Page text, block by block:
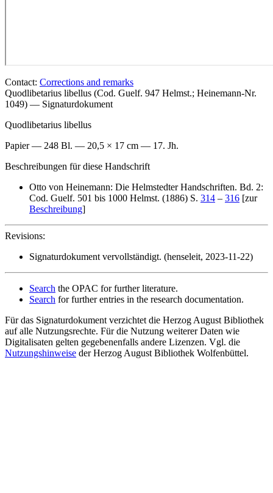
Contact: Corrections and remarks
Quodlibetarius libellus (Cod. Guelf. 947 Helmst.; Heinemann-Nr.
1049) — Signaturdokument
Quodlibetarius libellus
Papier — 248 Bl. — 20,5 × 17 cm — 17. Jh.
Beschreibungen für diese Handschrift
Otto von Heinemann: Die Helmstedter Handschriften. Bd. 2:
Cod. Guelf. 501 bis 1000 Helmst. (1886) S. 314 – 316 [zur
Beschreibung]
Revisions:
Signaturdokument vervollständigt. (henseleit, 2023-11-22)
Search the OPAC for further literature.
Search for further entries in the research documentation.
Für das Signaturdokument verzichtet die Herzog August Bibliothek
auf alle Nutzungsrechte. Für die Nutzung weiterer Daten wie
Digitalisaten gelten gegebenenfalls andere Lizenzen. Vgl. die
Nutzungshinweise der Herzog August Bibliothek Wolfenbüttel.